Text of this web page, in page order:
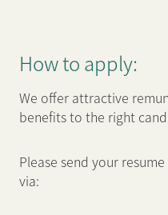
How to apply:
We offer attractive
benefits to the right
Please send your
via: